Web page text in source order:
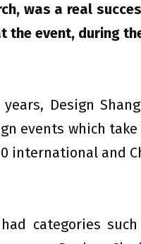
was a real
the event, during
Design
events which
international and
categories